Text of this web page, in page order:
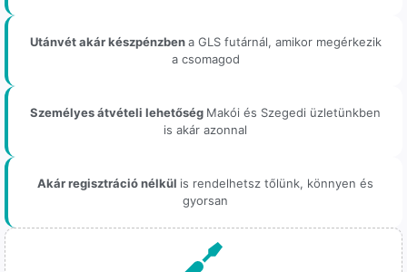
Utánvét akár készpénzbena GLS futárnál, amikor megérkezik
a csomagod
Személyes átvételi lehetőség Makói és Szegedi üzletünkben
is akár azonnal
Akár regisztráció nélkül is rendelhetsz tőlünk, könnyen és
gyorsan